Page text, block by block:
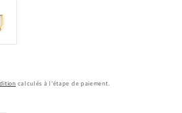
calculés à l'étape de paiement.